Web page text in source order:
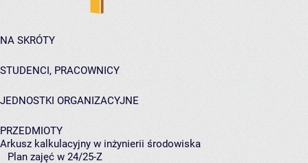
NA SKRÓTY
STUDENCI, PRACOWNICY
JEDNOSTKI ORGANIZACYJNE
PRZEDMIOTY
Arkusz kalkulacyjny w inżynierii środowiska
Plan zajęć w 24/25-Z